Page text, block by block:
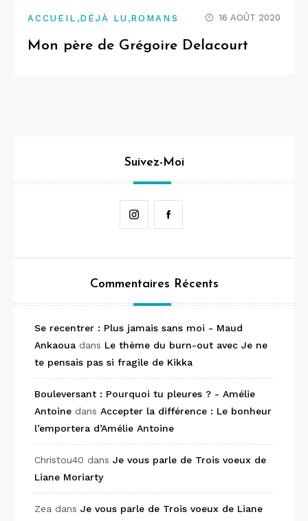
ACCUEIL ,DÉJÀ LU ,ROMANS 16 AOÛT 2020
Mon père de Grégoire Delacourt
Suivez-Moi
Instagram
Commentaires Récents
Se recentrer : Plus jamais sans moi - Maud
Ankaoua dans Le thème du burn-out avec Je ne
te pensais pas si fragile de Kikka
Bouleversant : Pourquoi tu pleures ? - Amélie
Antoine dans Accepter la différence : Le bonheur
l’emportera d’Amélie Antoine
Christou40 dans Je vous parle de Trois voeux de
Liane Moriarty
Zea dans Je vous parle de Trois voeux de Liane